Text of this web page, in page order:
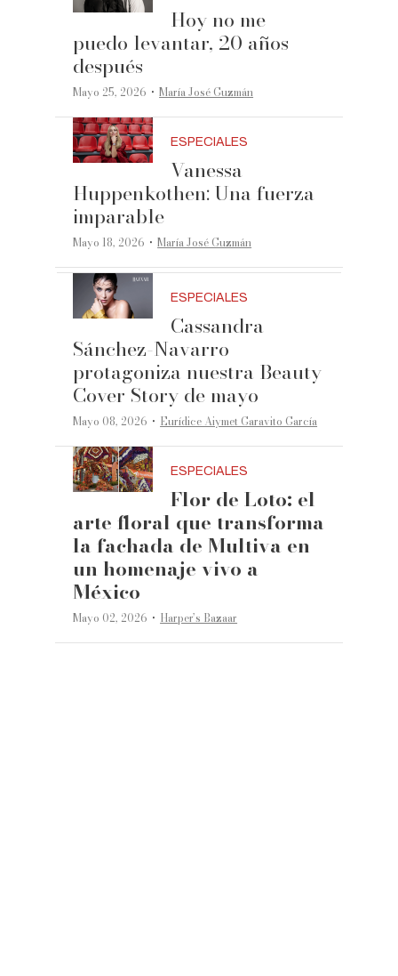
Hoy no me
puedo levantar, 20 años
después
Mayo 25, 2026 ·María José Guzmán
ESPECIALES
Vanessa
Huppenkothen: Una fuerza
imparable
Mayo 18, 2026 ·María José Guzmán
ESPECIALES
Cassandra
Sánchez-Navarro
protagoniza nuestra Beauty
Cover Story de mayo
Mayo 08, 2026 ·Eurídice Aiymet Garavito García
ESPECIALES
Flor de Loto: el
arte floral que transforma
la fachada de Multiva en
un homenaje vivo a
México
Mayo 02, 2026 ·Harper’s Bazaar